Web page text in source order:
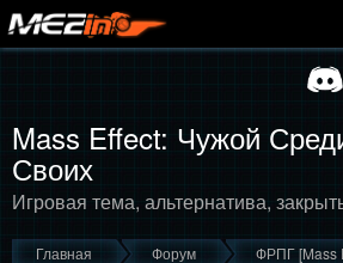
Mass Effect: Чужой
Своих
Игровая тема, альтернатива,
Главная Форум
ФРПГ [Mass